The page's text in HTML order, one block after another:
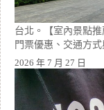
台北。【室內景點推
門票優惠、交通方
2026 年 7 月 27 日